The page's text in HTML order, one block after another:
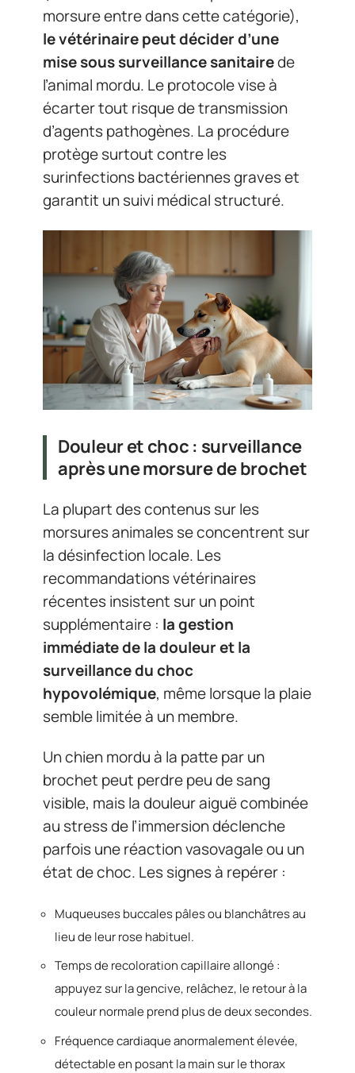
morsure entre dans cette catégorie),
le vétérinaire peut décider d’une
mise sous surveillance sanitairede
l’animal mordu. Le protocole vise à
écarter tout risque de transmission
d’agents pathogènes. La procédure
protège surtout contre les
surinfections bactériennes graves et
garantit un suivi médical structuré.
Douleur et choc : surveillance
après une morsure de brochet
La plupart des contenus sur les
morsures animales se concentrent sur
la désinfection locale. Les
recommandations vétérinaires
récentes insistent sur un point
supplémentaire : la gestion
immédiate de la douleur et la
surveillance du choc
hypovolémique, même lorsque la plaie
semble limitée à un membre.
Un chien mordu à la patte par un
brochet peut perdre peu de sang
visible, mais la douleur aiguë combinée
au stress de l’immersion déclenche
parfois une réaction vasovagale ou un
état de choc. Les signes à repérer :
Muqueuses buccales pâles ou blanchâtres au
lieu de leur rose habituel.
Temps de recoloration capillaire allongé :
appuyez sur la gencive, relâchez, le retour à la
couleur normale prend plus de deux secondes.
Fréquence cardiaque anormalement élevée,
détectable en posant la main sur le thorax